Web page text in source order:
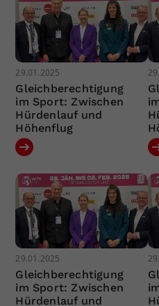
29.01.2025
Gleichberechtigung
im Sport: Zwischen
Hürdenlauf und
Höhenflug
29.01.2025
Gleichberechtigung
im Sport: Zwischen
Hürdenlauf und